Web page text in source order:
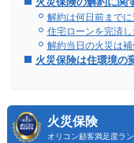
解約は何日前まで
住宅ローンを完済
解約当日の火災は補
火災保険は住環境の
火災保険
オリコン顧客満足度ラ